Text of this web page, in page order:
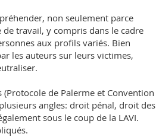
non seulement parce
travail, y compris dans le cadre
aux profils variés. Bien
les auteurs sur leurs victimes,
de Palerme et Convention
angles: droit pénal, droit des
sous le coup de la LAVI.